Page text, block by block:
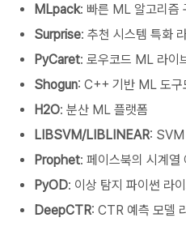
MLpack: 빠른 ML 알고리즘
Surprise: 추천 시스템 특화
PyCaret: 로우코드 ML 라이
Shogun: C++ 기반 ML 도구
H2O: 분산 ML 플랫폼
LIBSVM/LIBLINEAR: SVM
Prophet: 페이스북의 시계열
PyOD: 이상 탐지 파이썬 라
DeepCTR: CTR 예측 모델